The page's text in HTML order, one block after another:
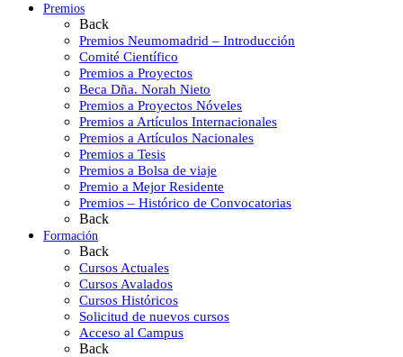
Premios
Back
Premios Neumomadrid – Introducción
Comité Científico
Premios a Proyectos
Beca Dña. Norah Nieto
Premios a Proyectos Nóveles
Premios a Artículos Internacionales
Premios a Artículos Nacionales
Premios a Tesis
Premios a Bolsa de viaje
Premio a Mejor Residente
Premios – Histórico de Convocatorias
Back
Formación
Back
Cursos Actuales
Cursos Avalados
Cursos Históricos
Solicitud de nuevos cursos
Acceso al Campus
Back